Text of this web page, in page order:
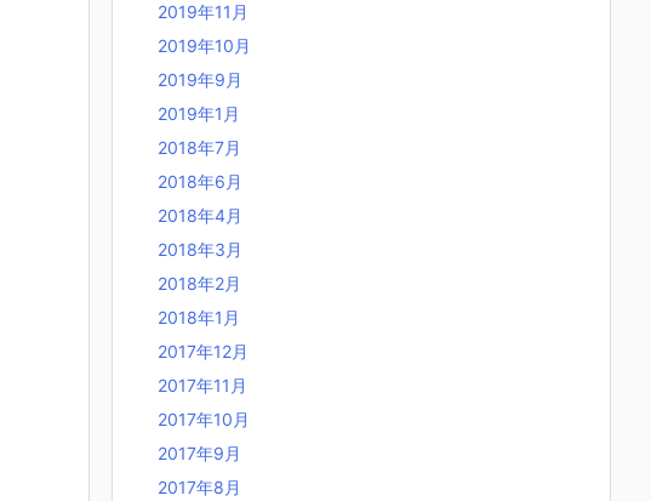
2019年11月
2019年10月
2019年9月
2019年1月
2018年7月
2018年6月
2018年4月
2018年3月
2018年2月
2018年1月
2017年12月
2017年11月
2017年10月
2017年9月
2017年8月